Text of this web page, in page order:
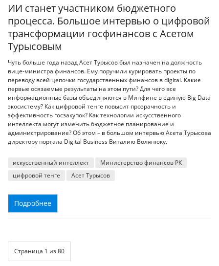
ИИ станет участником бюджетного
процесса. Большое интервью о цифровой
трансформации госфинансов с Асетом
Турысовым
Чуть больше года назад Асет Турысов был назначен на должность
вице-министра финансов. Ему поручили курировать проекты по
переводу всей цепочки государственных финансов в digital. Какие
первые осязаемые результаты на этом пути? Для чего все
информационные базы объединяются в Минфине в единую Big Data
экосистему? Как цифровой тенге повысит прозрачность и
эффективность госзакупок? Как технологии искусственного
интеллекта могут изменить бюджетное планирование и
администрирование? Об этом – в большом интервью Асета Турысова
директору портала Digital Business Виталию Волянюку.
искусственный интеллект
Министерство финансов РК
цифровой тенге
Асет Турысов
Подробнее
Страница 1 из 80